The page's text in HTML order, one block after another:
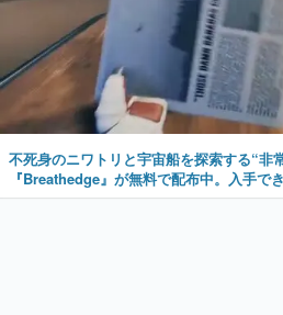
不死身のニワトリと宇宙船を探索する“非
『Breathedge』が無料で配布中。入手で